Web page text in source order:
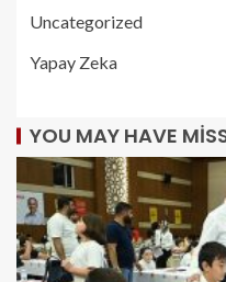
Uncategorized
Yapay Zeka
YOU MAY HAVE